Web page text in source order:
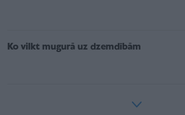
Ko vilkt mugurā uz dzemdībām